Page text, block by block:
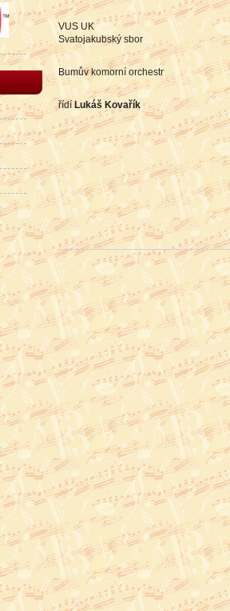
VUS UK
Svatojakubský sbor
Bumův komorní orchestr
řídí Lukáš Kovařík